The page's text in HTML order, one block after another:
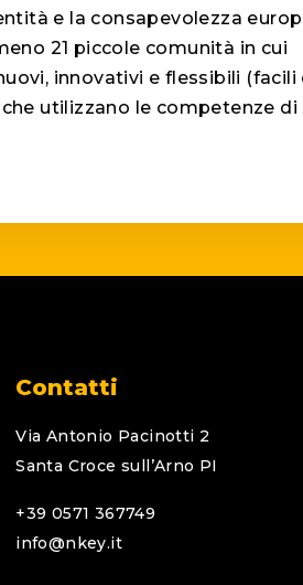
e la consapevolezza
21 piccole comunità in cui
innovativi e flessibili (facili
utilizzano le competenze di
Contatti
Via Antonio Pacinotti 2
Santa Croce sull’Arno PI
+39 0571 367749
info@nkey.it